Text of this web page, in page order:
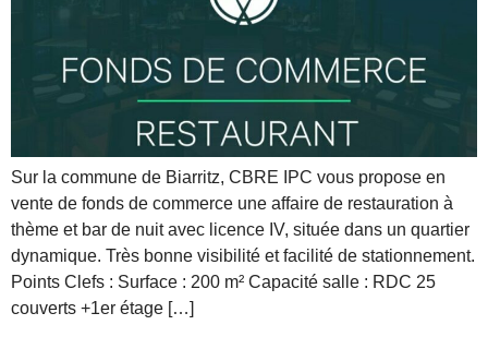
Sur la commune de Biarritz, CBRE IPC vous propose en
vente de fonds de commerce une affaire de restauration à
thème et bar de nuit avec licence IV, située dans un quartier
dynamique. Très bonne visibilité et facilité de stationnement.
Points Clefs : Surface : 200 m² Capacité salle : RDC 25
couverts +1er étage […]